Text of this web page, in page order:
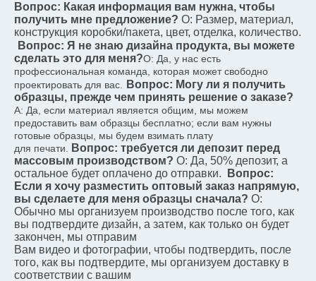
Вопрос: Какая информация вам нужна, чтобы
получить мне предложение? О: Размер, материал,
конструкция коробки/пакета, цвет, отделка, количество.
Вопрос: Я не знаю дизайна продукта, вы можете
сделать это для меня?О: Да, у нас есть
профессиональная команда, которая может свободно
проектировать для вас.
Вопрос: Могу ли я получить
образцы, прежде чем принять решение о заказе?
A: Да, если материал является общим, мы можем
предоставить вам образцы бесплатно; если вам нужны
готовые образцы, мы будем взимать плату
для печати.
Вопрос: требуется ли депозит перед
массовым производством? О: Да, 50% депозит, а
остальное будет оплачено до отправки.
Вопрос:
Если я хочу разместить оптовый заказ напрямую,
вы сделаете для меня образцы сначала? О:
Обычно мы организуем производство после того, как
вы подтвердите дизайн, а затем, как только он будет
закончен, мы отправим
Вам видео и фотографии, чтобы подтвердить, после
того, как вы подтвердите, мы организуем доставку в
соответствии с вашим